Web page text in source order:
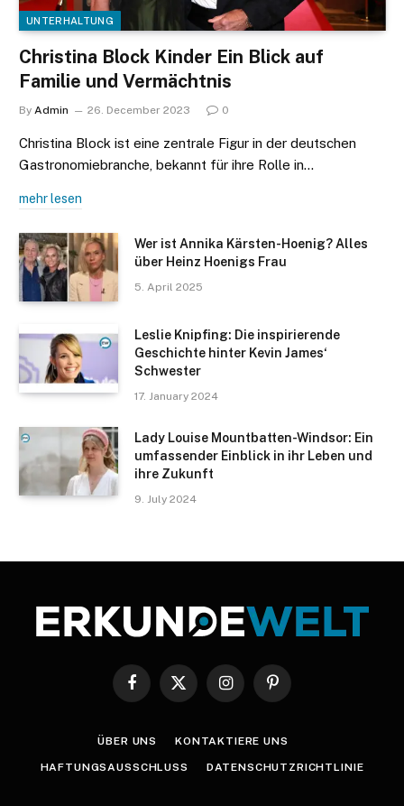
UNTERHALTUNG
Christina Block Kinder Ein Blick auf
Familie und Vermächtnis
By Admin 26. December 2023 0
Christina Block ist eine zentrale Figur in der deutschen
Gastronomiebranche, bekannt für ihre Rolle in…
mehr lesen
Wer ist Annika Kärsten-Hoenig? Alles
über Heinz Hoenigs Frau
5. April 2025
Leslie Knipfing: Die inspirierende
Geschichte hinter Kevin James‘
Schwester
17. January 2024
Lady Louise Mountbatten-Windsor: Ein
umfassender Einblick in ihr Leben und
ihre Zukunft
9. July 2024
Facebook
X
InstagramPinterest
ÜBER UNS KONTAKTIERE UNS
HAFTUNGSAUSSCHLUSS DATENSCHUTZRICHTLINIE